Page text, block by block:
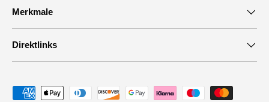
Merkmale
Direktlinks
Zahlungsmethoden